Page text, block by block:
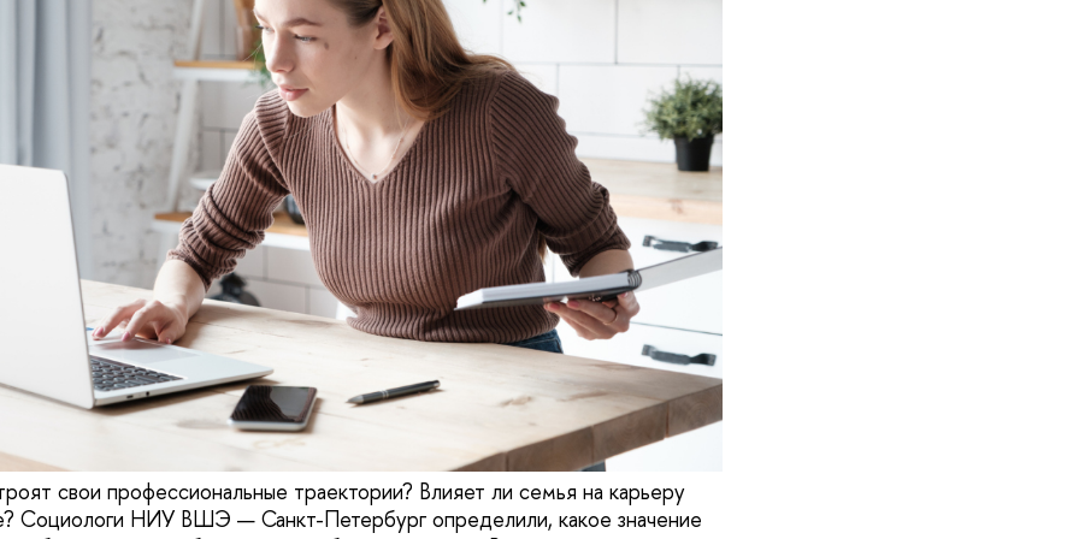
свои профессиональные траектории? Влияет ли семья на карьеру
Социологи НИУ ВШЭ — Санкт-Петербург определили, какое значение